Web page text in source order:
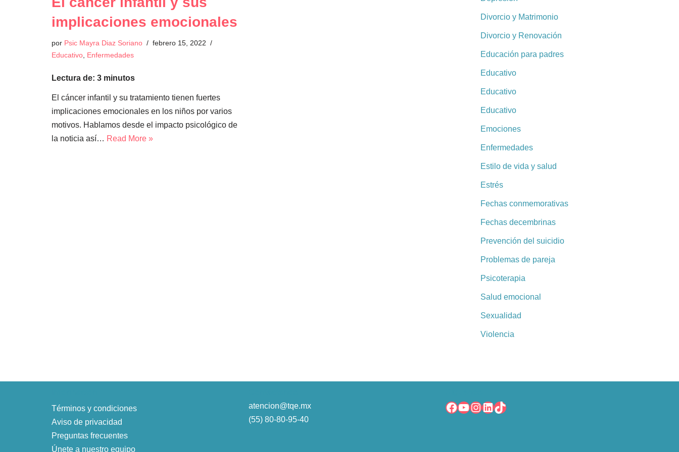
implicaciones emocionales
por Psic Mayra Diaz Soriano
febrero 15, 2022
Educativo Enfermedades
Lectura de: 3 minutos
El cáncer infantil y su tratamiento tienen fuertes
implicaciones emocionales en los niños por varios
motivos. Hablamos desde el impacto psicológico de
la noticia así… Read More »
Divorcio y Matrimonio
Divorcio y Renovación
Educación para padres
Educativo
Educativo
Educativo
Emociones
Enfermedades
Estilo de vida y salud
Estrés
Fechas conmemorativas
Fechas decembrinas
Prevención del suicidio
Problemas de pareja
Psicoterapia
Salud emocional
Sexualidad
Violencia
Términos y condiciones
Aviso de privacidad
Preguntas frecuentes
Únete a nuestro equipo
atencion@tqe.mx
(55) 80-80-95-40